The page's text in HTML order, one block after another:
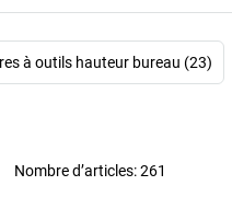
à outils hauteur bureau (23)
Nombre d’articles:261